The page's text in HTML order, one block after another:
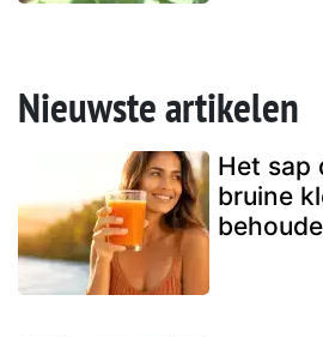
Nieuwste artikelen
Het sap
bruine